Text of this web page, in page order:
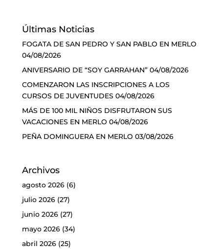
Últimas Noticias
FOGATA DE SAN PEDRO Y SAN PABLO EN MERLO
04/08/2026
ANIVERSARIO DE “SOY GARRAHAN” 04/08/2026
COMENZARON LAS INSCRIPCIONES A LOS
CURSOS DE JUVENTUDES 04/08/2026
MÁS DE 100 MIL NIÑOS DISFRUTARON SUS
VACACIONES EN MERLO 04/08/2026
PEÑA DOMINGUERA EN MERLO 03/08/2026
Archivos
agosto 2026(6)
julio 2026(27)
junio 2026(27)
mayo 2026(34)
abril 2026(25)